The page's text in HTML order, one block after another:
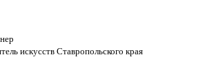
искусств Ставропольского края